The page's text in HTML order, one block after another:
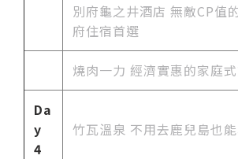
別府龜之井酒店 無敵CP值
府住宿首選
燒肉一力 經濟實惠的家庭
Da
y
4
竹瓦溫泉 不用去鹿兒島也